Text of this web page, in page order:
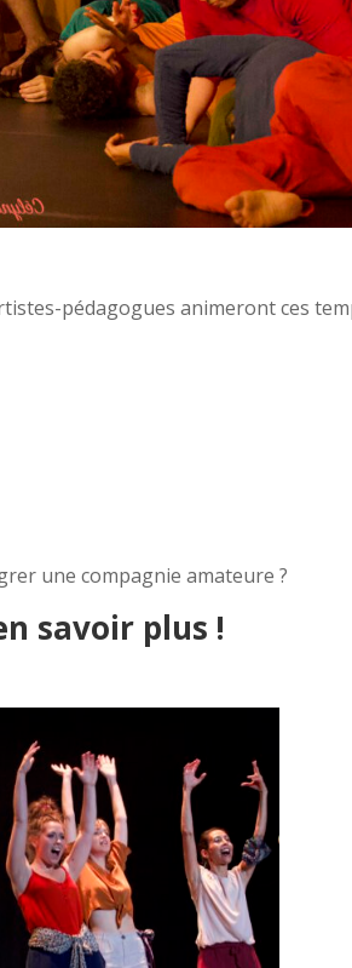
pédagogues animeront ces
une compagnie amateure ?
savoir plus !